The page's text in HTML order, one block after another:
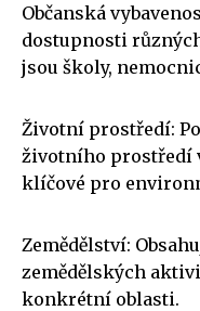
Občanská
dostupnosti
jsou školy,
Životní prostředí:
životního prostředí
klíčové pro
Zemědělství:
zemědělských
konkrétní oblasti.